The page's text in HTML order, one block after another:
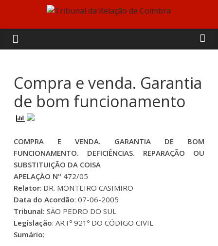
content
Tribunal
da
Relação
de
Coimbra
Compra e venda. Garantia
de bom funcionamento
COMPRA E VENDA. GARANTIA DE BOM
FUNCIONAMENTO. DEFICIÊNCIAS. REPARAÇÃO OU
SUBSTITUIÇÃO DA COISA
APELAÇÃO Nº 472/05
Relator: DR. MONTEIRO CASIMIRO
Data do Acordão: 07-06-2005
Tribunal: SÃO PEDRO DO SUL
Legislação: ARTº 921º DO CÓDIGO CIVIL
Sumário: